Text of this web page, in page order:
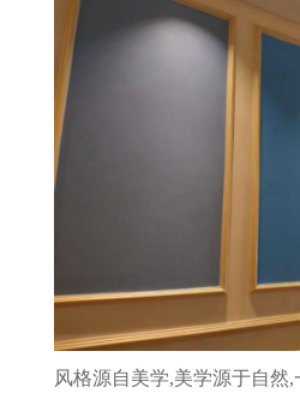
风格源自美学,美学源于自然